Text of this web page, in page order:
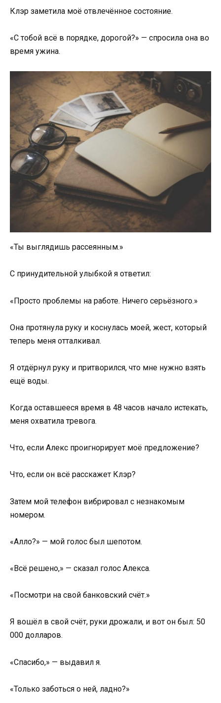
Клэр заметила моё отвлечённое состояние.
«С тобой всё в порядке, дорогой?» — спросила она во
время ужина.
«Ты выглядишь рассеянным.»
С принудительной улыбкой я ответил:
«Просто проблемы на работе. Ничего серьёзного.»
Она протянула руку и коснулась моей, жест, который
теперь меня отталкивал.
Я отдёрнул руку и притворился, что мне нужно взять
ещё воды.
Когда оставшееся время в 48 часов начало истекать,
меня охватила тревога.
Что, если Алекс проигнорирует моё предложение?
Что, если он всё расскажет Клэр?
Затем мой телефон вибрировал с незнакомым
номером.
«Алло?» — мой голос был шепотом.
«Всё решено,» — сказал голос Алекса.
«Посмотри на свой банковский счёт.»
Я вошёл в свой счёт, руки дрожали, и вот он был: 50
000 долларов.
«Спасибо,» — выдавил я.
«Только заботься о ней, ладно?»